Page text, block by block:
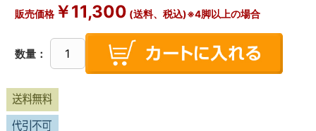
販売価格￥11,300 (送料、税込)※4脚以上の場合
数量：